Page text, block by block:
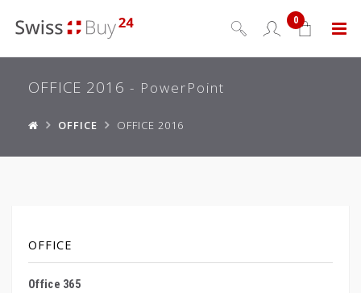
Menu
0
OFFICE 2016 - PowerPoint
OFFICE OFFICE 2016
OFFICE
Office 365